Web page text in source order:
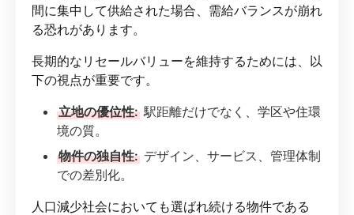
間に集中して供給された場合、需給バランスが崩れ
る恐れがあります。
長期的なリセールバリューを維持するためには、以
下の視点が重要です。
立地の優位性: 駅距離だけでなく、学区や住環
境の質。
物件の独自性: デザイン、サービス、管理体制
での差別化。
人口減少社会においても選ばれ続ける物件である